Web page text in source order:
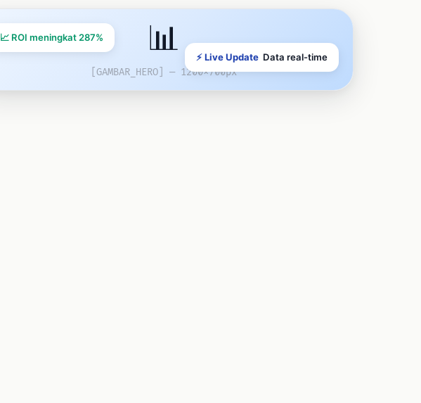
📊
[GAMBAR_HERO] — 1200x700px
📈 ROI meningkat 287%
⚡ Live Update Data real-time